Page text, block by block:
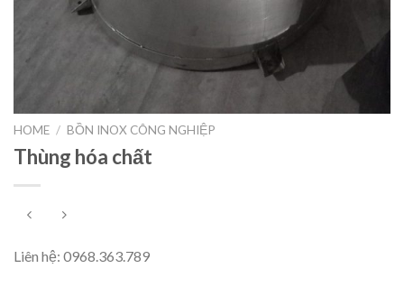
HOME / BỒN INOX CÔNG NGHIỆP
Thùng hóa chất
Liên hệ: 0968.363.789